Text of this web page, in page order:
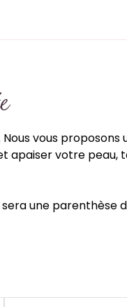
vous
apaiser votre
une parenthèse